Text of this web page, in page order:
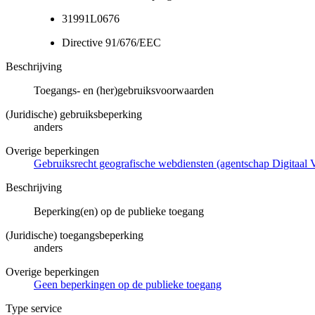
31991L0676
Directive 91/676/EEC
Beschrijving
Toegangs- en (her)gebruiksvoorwaarden
(Juridische) gebruiksbeperking
anders
Overige beperkingen
Gebruiksrecht geografische webdiensten (agentschap Digitaal
Beschrijving
Beperking(en) op de publieke toegang
(Juridische) toegangsbeperking
anders
Overige beperkingen
Geen beperkingen op de publieke toegang
Type service